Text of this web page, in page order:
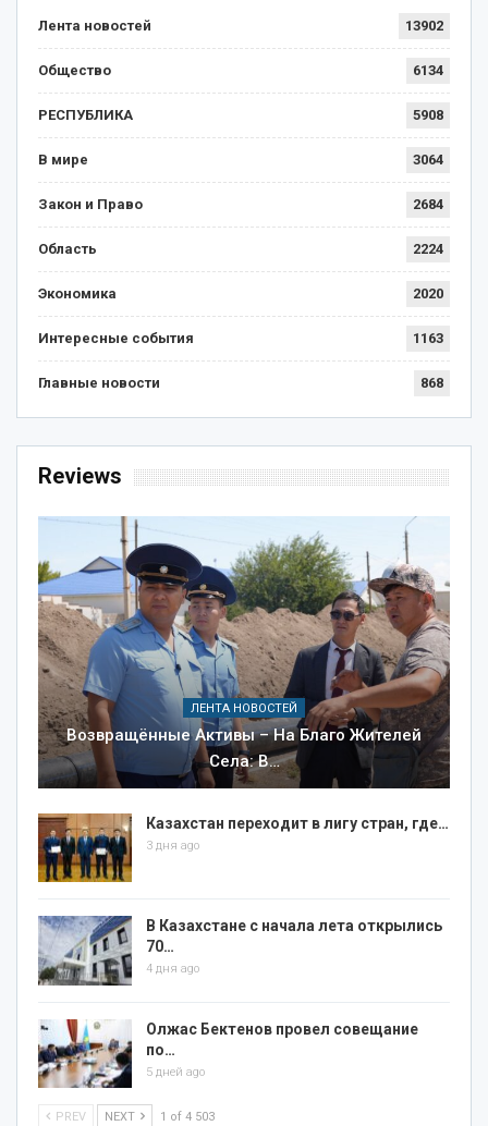
Лента новостей 13902
Общество 6134
РЕСПУБЛИКА 5908
В мире 3064
Закон и Право 2684
Область 2224
Экономика 2020
Интересные события 1163
Главные новости 868
Reviews
ЛЕНТА НОВОСТЕЙ
Возвращённые Активы – На Благо Жителей
Села: В…
Казахстан переходит в лигу стран, где…
3 дня ago
В Казахстане с начала лета открылись
70…
4 дня ago
Олжас Бектенов провел совещание
по…
5 дней ago
PREV NEXT 1 of 4 503